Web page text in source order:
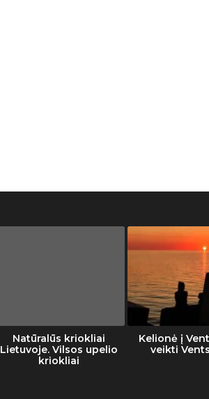
Natūralūs kriokliai
Lietuvoje. Vilsos upelio
kriokliai
Kelionė į
veikti